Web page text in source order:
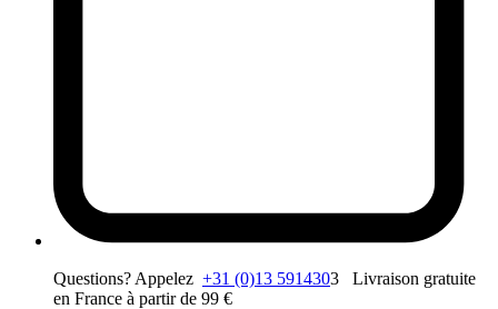
Questions? Appelez +31 (0)13 5914303 Livraison gratuite
en France à partir de 99 €